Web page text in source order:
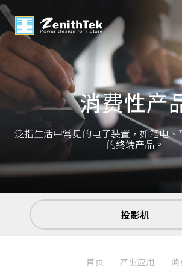
消费性产
泛指生活中常见的电子装置，如笔电
的终端产品。
投影机
首页 产业应用 消